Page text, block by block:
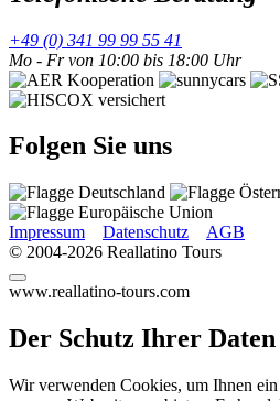
+49 (0) 341 99 99 55 41
Mo - Fr von 10:00 bis 18:00 Uhr
Folgen Sie uns
Impressum Datenschutz
AGB
© 2004-2026 Reallatino Tours
www.reallatino-tours.com
Der Schutz Ihrer
Wir verwenden Cookies, um Ihnen